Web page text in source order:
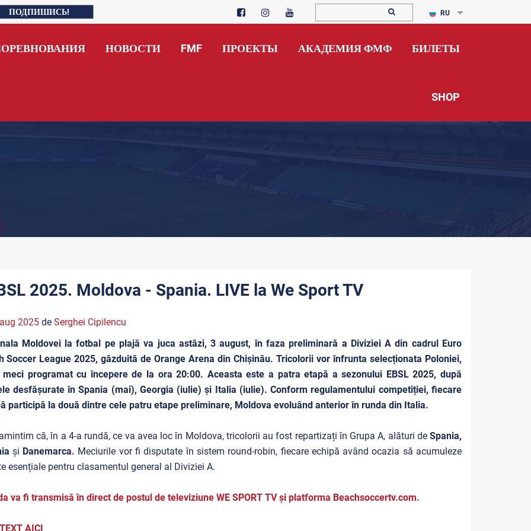
ПОДПИШИСЬ! RU
НОВОСТИ FMF ПРОЕКТЫ АКАДЕМИЯ ФМФ БИЛЕТЫ
SHOP
2025. Moldova - Spania. LIVE la We Sport TV
2025de Serghei Cipilencu
Moldovei la fotbal pe plajă va juca astăzi, 3 august, în faza preliminară a Diviziei A din cadrul Euro
Soccer League 2025, găzduită de Orange Arena din Chișinău. Tricolorii vor înfrunta selecționata Poloniei,
meci programat cu începere de la ora 20:00. Aceasta este a patra etapă a sezonului EBSL 2025, după
desfășurate în Spania (mai), Georgia (iulie) și Italia (iulie). Conform regulamentului competiției, fiecare
participă la două dintre cele patru etape preliminare, Moldova evoluând anterior în runda din Italia.
că, în a 4-a rundă, ce va avea loc în Moldova, tricolorii au fost repartizați în Grupa A, alături deSpania,
și Danemarca. Meciurile vor fi disputate în sistem round-robin, fiecare echipă având ocazia să acumuleze
esențiale pentru clasamentul general al Diviziei A.
va fi transmisă în direct de postul de televiziune WE SPORT TV și platforma Beachsoccertv.com.
AICI